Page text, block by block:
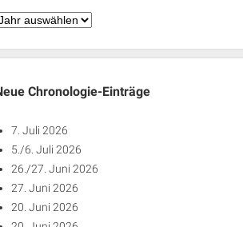
Chronologie-Einträge
7. Juli 2026
5./6. Juli 2026
26./27. Juni 2026
27. Juni 2026
20. Juni 2026